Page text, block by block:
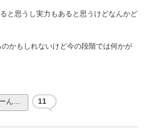
と思うし実力もあると思うけどなんかど
かもしれないけど今の段階では何かが
ん… 11